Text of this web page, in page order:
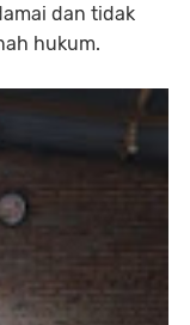
dan tidak
hukum.